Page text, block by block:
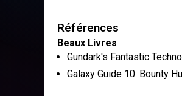
Références
Beaux Livres
Gundark's Fantastic
Galaxy Guide 10: Bounty